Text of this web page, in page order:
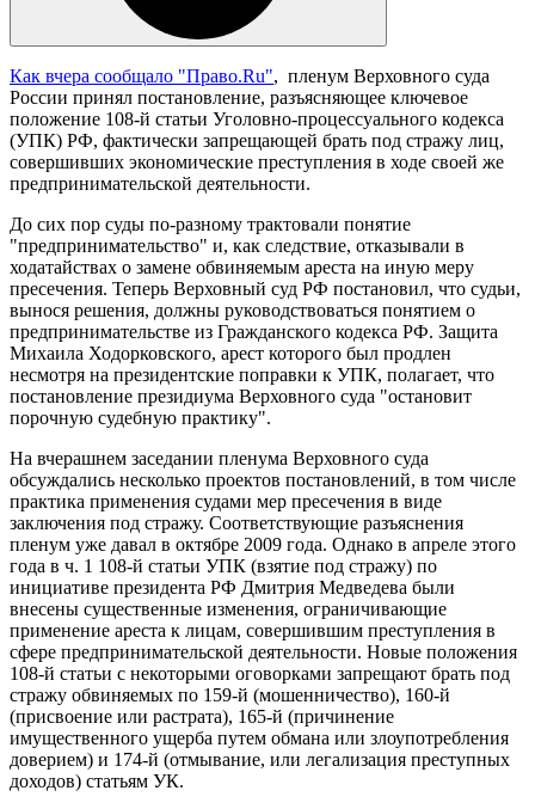
Как вчера сообщало "Право.Ru", пленум Верховного суда
России принял постановление, разъясняющее ключевое
положение 108-й статьи Уголовно-процессуального кодекса
(УПК) РФ, фактически запрещающей брать под стражу лиц,
совершивших экономические преступления в ходе своей же
предпринимательской деятельности.
До сих пор суды по-разному трактовали понятие
"предпринимательство" и, как следствие, отказывали в
ходатайствах о замене обвиняемым ареста на иную меру
пресечения. Теперь Верховный суд РФ постановил, что судьи,
вынося решения, должны руководствоваться понятием о
предпринимательстве из Гражданского кодекса РФ. Защита
Михаила Ходорковского, арест которого был продлен
несмотря на президентские поправки к УПК, полагает, что
постановление президиума Верховного суда "остановит
порочную судебную практику".
На вчерашнем заседании пленума Верховного суда
обсуждались несколько проектов постановлений, в том числе
практика применения судами мер пресечения в виде
заключения под стражу. Соответствующие разъяснения
пленум уже давал в октябре 2009 года. Однако в апреле этого
года в ч. 1 108-й статьи УПК (взятие под стражу) по
инициативе президента РФ Дмитрия Медведева были
внесены существенные изменения, ограничивающие
применение ареста к лицам, совершившим преступления в
сфере предпринимательской деятельности. Новые положения
108-й статьи с некоторыми оговорками запрещают брать под
стражу обвиняемых по 159-й (мошенничество), 160-й
(присвоение или растрата), 165-й (причинение
имущественного ущерба путем обмана или злоупотребления
доверием) и 174-й (отмывание, или легализация преступных
доходов) статьям УК.